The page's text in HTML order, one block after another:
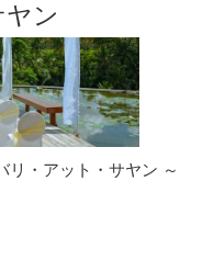
ン
リ・アット・サヤン ～